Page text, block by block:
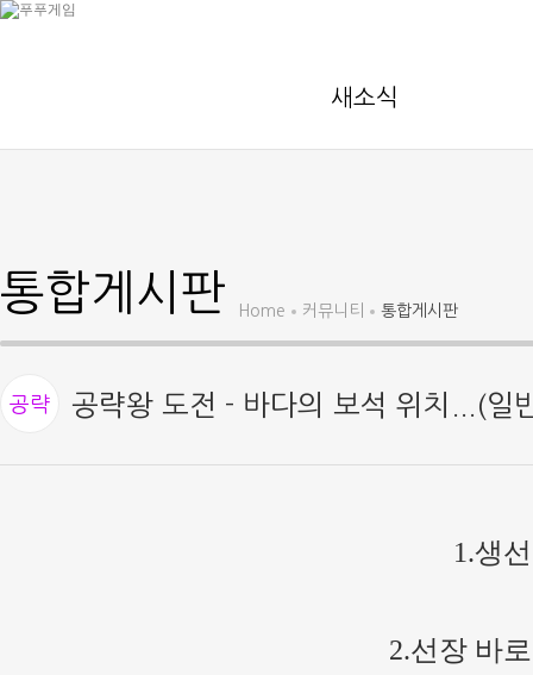
새소식
통합게시판 Home 커뮤니티 통합게시판
공략 공략왕 도전 - 바다의 보석 위치...(일
1.생
2.선장 바